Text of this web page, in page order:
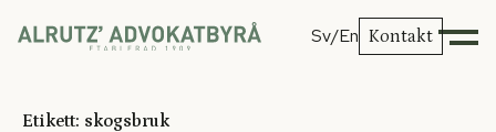
Sv/En Kontakt
Etikett: skogsbruk